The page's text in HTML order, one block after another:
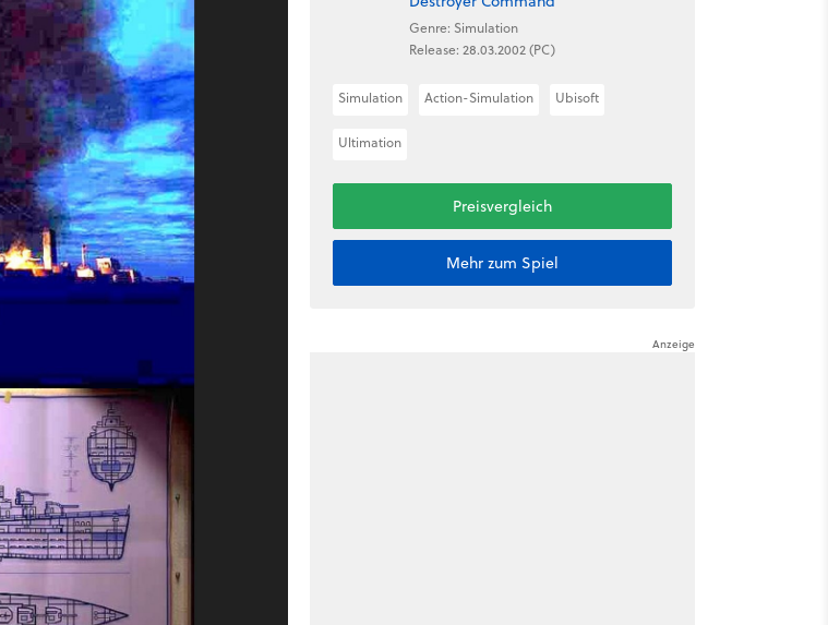
Genre: Simulation
Release: 28.03.2002 (PC)
Simulation Action-Simulation Ubisoft
Ultimation
Preisvergleich
Mehr zum Spiel